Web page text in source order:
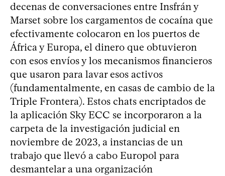
decenas de conversaciones entre Insfrán y
Marset sobre los cargamentos de cocaína que
efectivamente colocaron en los puertos de
África y Europa, el dinero que obtuvieron
con esos envíos y los mecanismos financieros
que usaron para lavar esos activos
(fundamentalmente, en casas de cambio de la
Triple Frontera). Estos chats encriptados de
la aplicación Sky ECC se incorporaron a la
carpeta de la investigación judicial en
noviembre de 2023, a instancias de un
trabajo que llevó a cabo Europol para
desmantelar a una organización